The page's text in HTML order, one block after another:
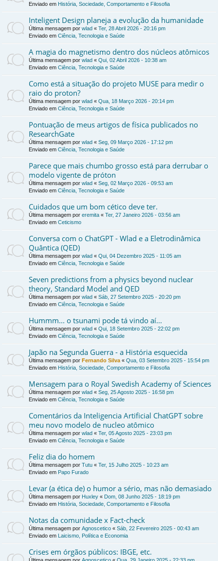
Enviado em História, Sociedade, Comportamento e Filosofia
Inteligent Design planeja a evolução da humanidade
Última mensagem por wlad « Ter, 28 Abril 2026 - 20:16 pm
Enviado em Ciência, Tecnologia e Saúde
A magia do magnetismo dentro dos núcleos atômicos
Última mensagem por wlad « Qui, 02 Abril 2026 - 10:38 am
Enviado em Ciência, Tecnologia e Saúde
Como está a situação do projeto MUSE para medir o
raio do proton?
Última mensagem por wlad « Qua, 18 Março 2026 - 20:14 pm
Enviado em Ciência, Tecnologia e Saúde
Pontuação de meus artigos de física publicados no
ResearchGate
Última mensagem por wlad « Seg, 09 Março 2026 - 17:12 pm
Enviado em Ciência, Tecnologia e Saúde
Parece que mais chumbo grosso está para derrubar o
modelo vigente de próton
Última mensagem por wlad « Seg, 02 Março 2026 - 09:53 am
Enviado em Ciência, Tecnologia e Saúde
Cuidados que um bom cético deve ter.
Última mensagem por eremita « Ter, 27 Janeiro 2026 - 03:56 am
Enviado em Ceticismo
Conversa com o ChatGPT - Wlad e a Eletrodinâmica
Quântica (QED)
Última mensagem por wlad « Qui, 04 Dezembro 2025 - 11:05 am
Enviado em Ciência, Tecnologia e Saúde
Seven predictions from a physics beyond nuclear
theory, Standard Model and QED
Última mensagem por wlad « Sáb, 27 Setembro 2025 - 20:20 pm
Enviado em Ciência, Tecnologia e Saúde
Hummm... o tsunami pode tá vindo aí...
Última mensagem por wlad « Qui, 18 Setembro 2025 - 22:02 pm
Enviado em Ciência, Tecnologia e Saúde
Japão na Segunda Guerra - a História esquecida
Última mensagem por Fernando Silva « Qua, 03 Setembro 2025 - 15:54 pm
Enviado em História, Sociedade, Comportamento e Filosofia
Mensagem para o Royal Swedish Academy of Sciences
Última mensagem por wlad « Seg, 25 Agosto 2025 - 16:58 pm
Enviado em Ciência, Tecnologia e Saúde
Comentários da Inteligencia Artificial ChatGPT sobre
meu novo modelo de nucleo atômico
Última mensagem por wlad « Ter, 05 Agosto 2025 - 23:03 pm
Enviado em Ciência, Tecnologia e Saúde
Feliz dia do homem
Última mensagem por Tutu « Ter, 15 Julho 2025 - 10:23 am
Enviado em Papo Furado
Levar (a ética de) o humor a sério, mas não demasiado
Última mensagem por Huxley « Dom, 08 Junho 2025 - 18:19 pm
Enviado em História, Sociedade, Comportamento e Filosofia
Notas da comunidade x Fact-check
Última mensagem por Agnoscetico « Sáb, 22 Fevereiro 2025 - 00:43 am
Enviado em Laicismo, Política e Economia
Crises em órgãos públicos: IBGE, etc.